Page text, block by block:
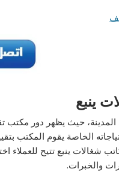
ينبع
حيث يظهر دور
الخاصة يقوم المكتب
شغالات ينبع تتيح للعملاء
والخبرات.